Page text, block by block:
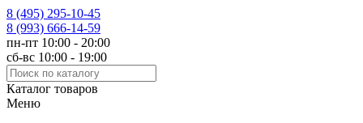
8 (495) 295-10-45
8 (993) 666-14-59
пн-пт 10:00 - 20:00
сб-вс 10:00 - 19:00
Каталог товаров
Меню